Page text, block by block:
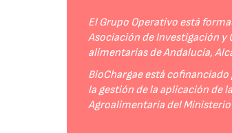
El Grupo Operativo está
Asociación de Investigación y
alimentarias de Andalucía,
BioChargae está
la gestión de la aplicación de
Agroalimentaria del